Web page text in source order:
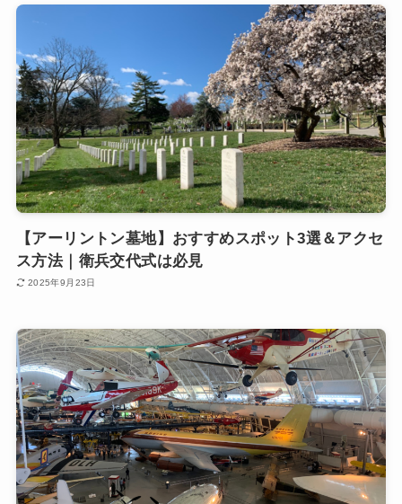
【アーリントン墓地】おすすめスポット3選＆アクセ
ス方法｜衛兵交代式は必見
2025年9月23日